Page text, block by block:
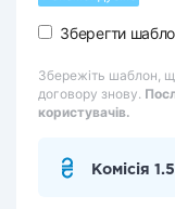
Зберегти
Збережіть шаблон,
договору знову.
користувачів.
Комісія